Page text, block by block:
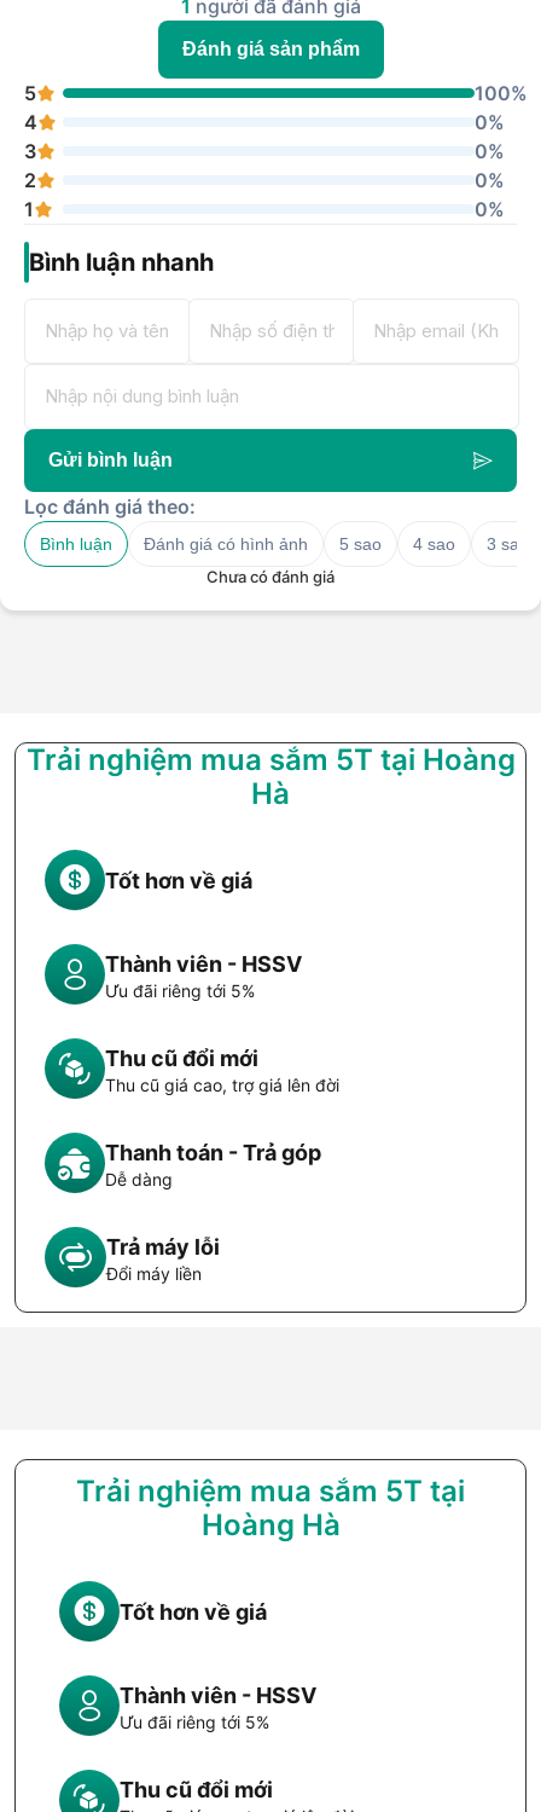
1 người đã đánh giá
Đánh giá sản phẩm
5
100%
4
0%
3
0%
2
0%
1
0%
Bình luận nhanh
Gửi bình luận
Lọc đánh giá theo:
Bình luận Đánh giá có hình ảnh 5 sao 4 sao
3 sao
Chưa có đánh giá
Trải nghiệm mua sắm 5T tại Hoàng
Hà
Tốt hơn về giá
Thành viên - HSSV
Ưu đãi riêng tới 5%
Thu cũ đổi mới
Thu cũ giá cao, trợ giá lên đời
Thanh toán - Trả góp
Dễ dàng
Trả máy lỗi
Đổi máy liền
Trải nghiệm mua sắm 5T tại
Hoàng Hà
Tốt hơn về giá
Thành viên - HSSV
Ưu đãi riêng tới 5%
Thu cũ đổi mới